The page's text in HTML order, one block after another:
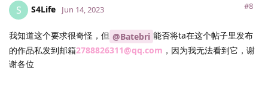
S S4Life #8
Jun 14, 2023
我知道这个要求很奇怪，但 @Batebri 能否将ta在这个帖子里发布
的作品私发到邮箱2788826311@qq.com ，因为我无法看到它，谢
谢各位